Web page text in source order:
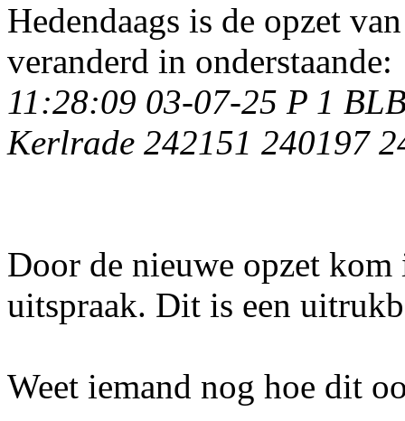
Hedendaags is de opzet
veranderd in onderstaande:
11:28:09 03-07-25 P 1
Kerlrade 242151 240197
Door de nieuwe opzet
uitspraak. Dit is een
Weet iemand nog hoe dit